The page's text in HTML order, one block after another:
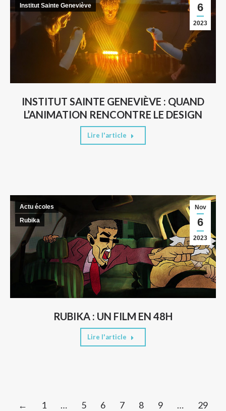
INSTITUT SAINTE GENEVIÈVE : QUAND
L’ANIMATION RENCONTRE LE DESIGN
6
2023
Institut Sainte Geneviève
Lire l'article
RUBIKA : UN FILM EN 48H
Nov
6
2023
Actu écoles
Rubika
Lire l'article
← 1 … 5 6 7 8 9 …
29